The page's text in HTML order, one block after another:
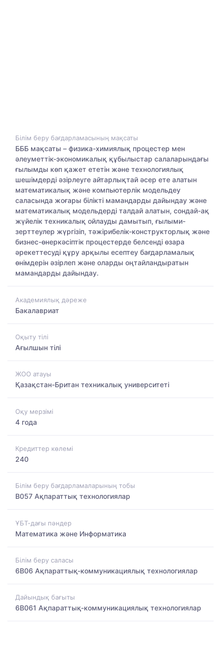
Білім беру бағдарламасының мақсаты
БББ мақсаты – физика-химиялық процестер мен
әлеуметтік-экономикалық құбылыстар салаларындағы
ғылымды көп қажет ететін және технологиялық
шешімдерді әзірлеуге айтарлықтай әсер ете алатын
математикалық және компьютерлік модельдеу
саласында жоғары білікті мамандарды дайындау және
математикалық модельдерді талдай алатын, сондай-ақ
жүйелік техникалық ойлауды дамытып, ғылыми-
зерттеулер жүргізіп, тәжірибелік-конструкторлық және
бизнес-өнеркәсіптік процестерде белсенді өзара
әрекеттесуді құру арқылы есептеу бағдарламалық
өнімдерін әзірлеп және оларды оңтайландыратын
мамандарды дайындау.
Академиялық дәреже
Бакалавриат
Оқыту тілі
Ағылшын тілі
ЖОО атауы
Қазақстан-Британ техникалық университеті
Оқу мерзімі
4 года
Кредиттер көлемі
240
Білім беру бағдарламаларының тобы
B057 Ақпараттық технологиялар
ҰБТ-дағы пәндер
Математика және Информатика
Білім беру саласы
6B06 Ақпараттық-коммуникациялық технологиялар
Дайындық бағыты
6B061 Ақпараттық-коммуникациялық технологиялар